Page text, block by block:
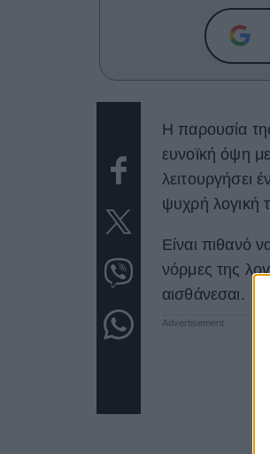
Η παρουσία
ευνοϊκή όψη
λειτουργήσει
ψυχρή λογική
Είναι πιθανό
νόρμες της
αισθάνεσαι.